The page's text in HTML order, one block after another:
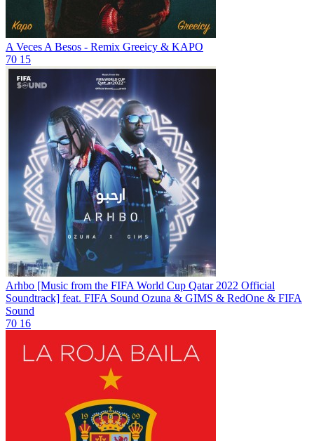
A Veces A Besos - Remix Greeicy & KAPO
70 15
Arhbo [Music from the FIFA World Cup Qatar 2022 Official
Soundtrack] feat. FIFA Sound Ozuna & GIMS & RedOne & FIFA
Sound
70 16